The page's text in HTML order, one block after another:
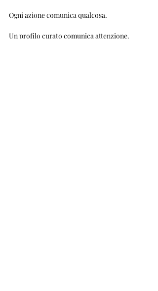
Ogni azione comunica qualcosa.
Un profilo curato comunica attenzione.